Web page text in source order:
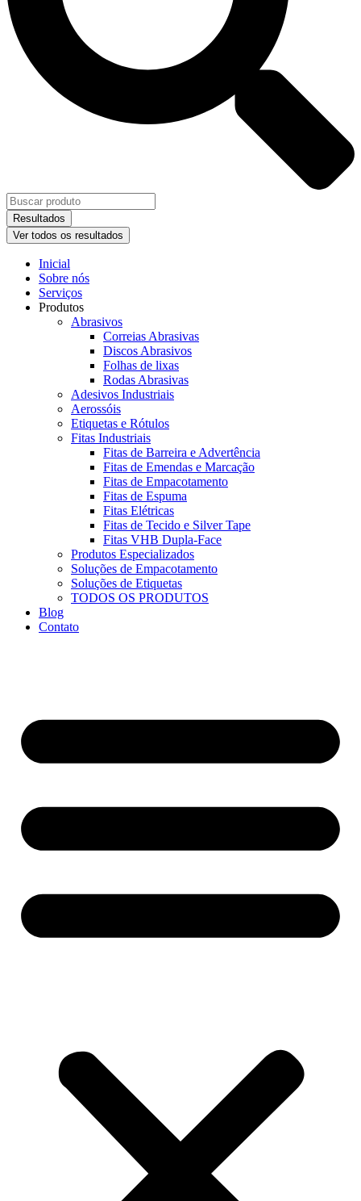
Resultados
Ver todos os resultados
Inicial
Sobre nós
Serviços
Produtos
Abrasivos
Correias Abrasivas
Discos Abrasivos
Folhas de lixas
Rodas Abrasivas
Adesivos Industriais
Aerossóis
Etiquetas e Rótulos
Fitas Industriais
Fitas de Barreira e Advertência
Fitas de Emendas e Marcação
Fitas de Empacotamento
Fitas de Espuma
Fitas Elétricas
Fitas de Tecido e Silver Tape
Fitas VHB Dupla-Face
Produtos Especializados
Soluções de Empacotamento
Soluções de Etiquetas
TODOS OS PRODUTOS
Blog
Contato